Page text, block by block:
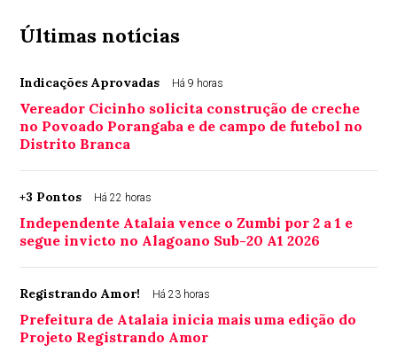
Últimas notícias
Indicações Aprovadas Há 9 horas
Vereador Cicinho solicita construção de creche
no Povoado Porangaba e de campo de futebol no
Distrito Branca
+3 Pontos Há 22 horas
Independente Atalaia vence o Zumbi por 2 a 1 e
segue invicto no Alagoano Sub-20 A1 2026
Registrando Amor! Há 23 horas
Prefeitura de Atalaia inicia mais uma edição do
Projeto Registrando Amor